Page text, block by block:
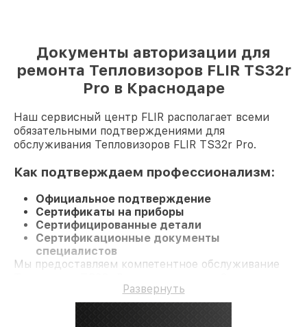
Документы авторизации для
ремонта Тепловизоров FLIR TS32r
Pro в Краснодаре
Наш сервисный центр FLIR располагает всеми
обязательными подтверждениями для
обслуживания Тепловизоров FLIR TS32r Pro.
Как подтверждаем профессионализм:
Официальное подтверждение
Сертификаты на приборы
Сертифицированные детали
Сертификационные документы
специалистов
Мы предоставляем компетентное обслуживание
Развернуть